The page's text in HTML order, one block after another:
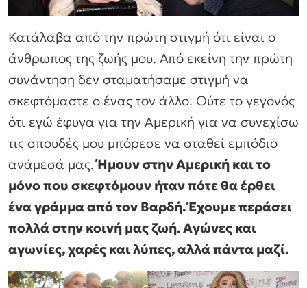
Κατάλαβα από την πρώτη στιγμή ότι είναι ο
άνθρωπος της ζωής μου. Από εκείνη την πρώτη
συνάντηση δεν σταματήσαμε στιγμή να
σκεφτόμαστε ο ένας τον άλλο. Ούτε το γεγονός
ότι εγώ έφυγα για την Αμερική για να συνεχίσω
τις σπουδές μου μπόρεσε να σταθεί εμπόδιο
ανάμεσά μας.Ήμουν στην Αμερική και το
μόνο που σκεφτόμουν ήταν πότε θα έρθει
ένα γράμμα από τον Βαρδή. Έχουμε περάσει
πολλά στην κοινή μας ζωή. Αγώνες και
αγωνίες, χαρές και λύπες, αλλά πάντα μαζί.